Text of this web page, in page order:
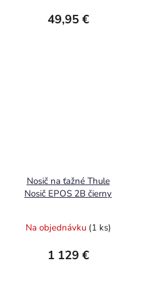
49,95 €
Nosič na ťažné Thule
Nosič EPOS 2B čierny
Na objednávku (1 ks)
1 129 €